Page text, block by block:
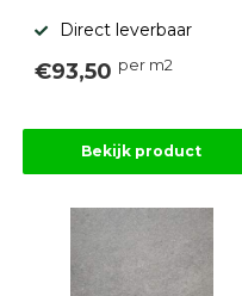
Direct leverbaar
€93,50 per m2
Bekijk product